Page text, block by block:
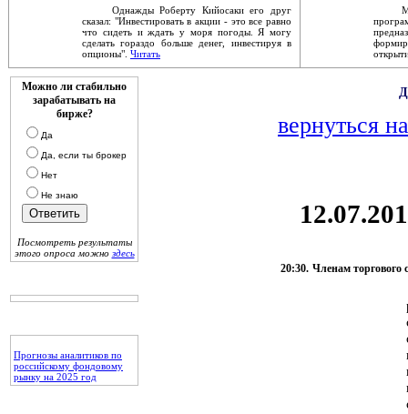
Однажды Роберту Кийосаки его друг
сказал: "Инвестировать в акции - это все равно
что сидеть и ждать у моря погоды. Я могу
сделать гораздо больше денег, инвестируя в
опционы". Читать
Можно ли стабильно
зарабатывать на
бирже?
Да
Да, если ты брокер
Нет
Не знаю
Посмотреть результаты
этого опроса можно здесь
Прогнозы аналитиков по
российскому фондовому
рынку на 2025 год
вернуться
20:30. Членам торгового